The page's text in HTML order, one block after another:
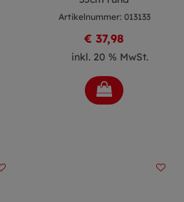
Artikelnummer: 013133
€ 37,98
inkl. 20 % MwSt.